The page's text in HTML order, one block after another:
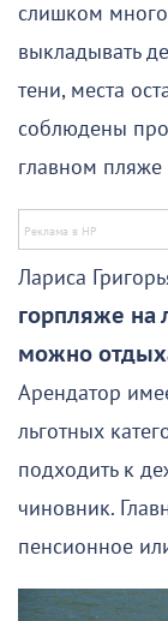
слишком
выкладывать
тени, места
соблюдены
главном пляже
Лариса
горпляже на
можно
Арендатор
льготных
подходить к
чиновник.
пенсионное